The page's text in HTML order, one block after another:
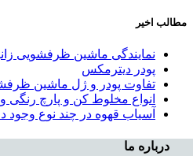
مطالب اخیر
نمایندگی ماشین ظرفشویی
پودر دیترمکس
تفاوت پودر و ژل ماشین
انواع مخلوط کن و پارچ رنگی
آسیاب قهوه در چند نوع وجود
درباره ما